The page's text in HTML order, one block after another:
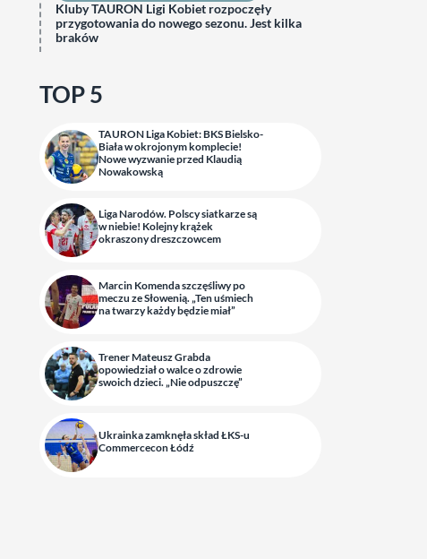
Kluby TAURON Ligi Kobiet rozpoczęły
przygotowania do nowego sezonu. Jest kilka
braków
TOP 5
TAURON Liga Kobiet: BKS Bielsko-
Biała w okrojonym komplecie!
Nowe wyzwanie przed Klaudią
Nowakowską
Liga Narodów. Polscy siatkarze są
w niebie! Kolejny krążek
okraszony dreszczowcem
Marcin Komenda szczęśliwy po
meczu ze Słowenią. „Ten uśmiech
na twarzy każdy będzie miał”
Trener Mateusz Grabda
opowiedział o walce o zdrowie
swoich dzieci. „Nie odpuszczę”
Ukrainka zamknęła skład ŁKS-u
Commercecon Łódź